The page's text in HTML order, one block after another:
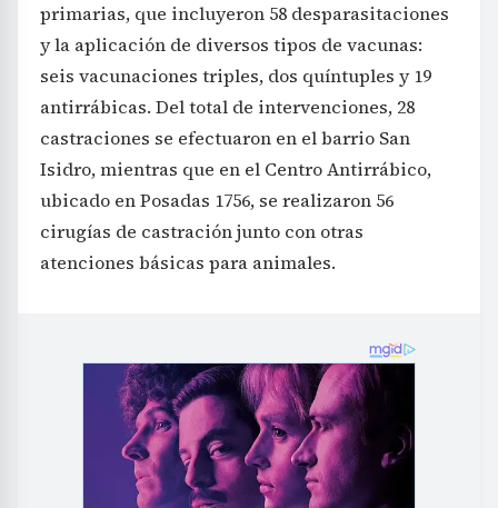
primarias, que incluyeron 58 desparasitaciones
y la aplicación de diversos tipos de vacunas:
seis vacunaciones triples, dos quíntuples y 19
antirrábicas. Del total de intervenciones, 28
castraciones se efectuaron en el barrio San
Isidro, mientras que en el Centro Antirrábico,
ubicado en Posadas 1756, se realizaron 56
cirugías de castración junto con otras
atenciones básicas para animales.